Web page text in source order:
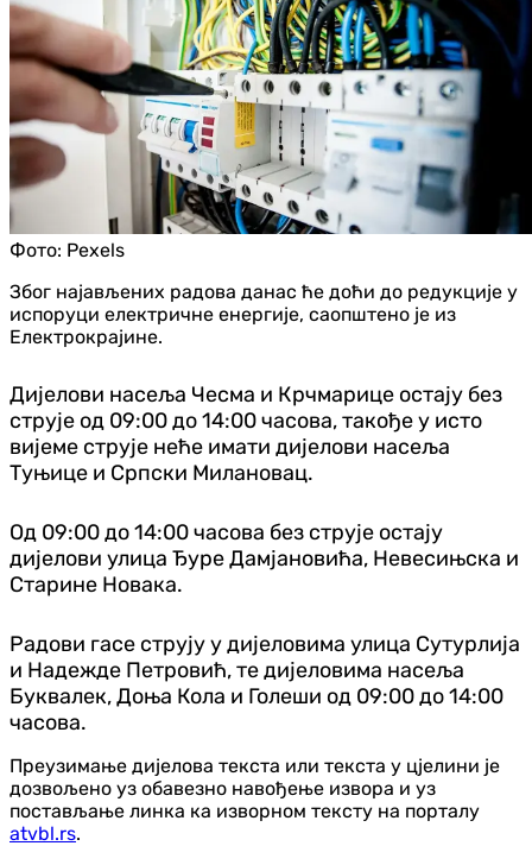
Фото: Pexels
Због најављених радова данас ће доћи до редукције у
испоруци електричне енергије, саопштено је из
Електрокрајине.
Дијелови насеља Чесма и Крчмарице остају без
струје од 09:00 до 14:00 часова, такође у исто
вијеме струје неће имати дијелови насеља
Туњице и Српски Милановац.
Од 09:00 до 14:00 часова без струје остају
дијелови улица Ђуре Дамјановића, Невесињска и
Старине Новака.
Радови гасе струју у дијеловима улица Сутурлија
и Надежде Петровић, те дијеловима насеља
Буквалек, Доња Кола и Голеши од 09:00 до 14:00
часова.
Преузимање дијелова текста или текста у цјелини је
дозвољено уз обавезно навођење извора и уз
постављање линка ка изворном тексту на порталу
atvbl.rs.